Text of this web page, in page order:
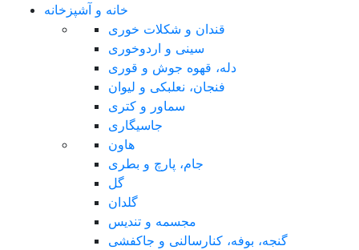
خانه و آشپزخانه
قندان و شکلات خوری
سینی و اردوخوری
دله، قهوه جوش و قوری
فنجان، نعلبکی و لیوان
سماور و کتری
جاسیگاری
هاون
جام، پارچ و بطری
گل
گلدان
مجسمه و تندیس
گنجه، بوفه، کنارسالنی و جاکفشی